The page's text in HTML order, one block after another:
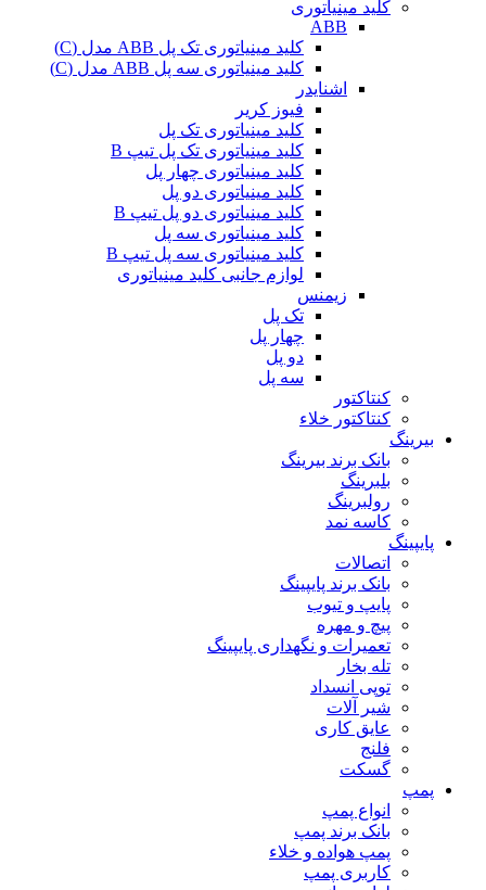
کلید مینیاتوری
ABB
کلید مینیاتوری تک پل ABB مدل (C)
کلید مینیاتوری سه پل ABB مدل (C)
اشنایدر
فیوز کریر
کلید مینیاتوری تک پل
کلید مینیاتوری تک پل تیپ B
کلید مینیاتوری چهار پل
کلید مینیاتوری دو پل
کلید مینیاتوری دو پل تیپ B
کلید مینیاتوری سه پل
کلید مینیاتوری سه پل تیپ B
لوازم جانبی کلید مینیاتوری
زیمنس
تک پل
چهار پل
دو پل
سه پل
کنتاکتور
کنتاکتور خلاء
بیرینگ
بانک برند بیرینگ
بلبرینگ
رولبرینگ
کاسه نمد
پایپینگ
اتصالات
بانک برند پایپینگ
پایپ و تیوب
پیچ و مهره
تعمیرات و نگهداری پایپینگ
تله بخار
توپی انسداد
شیر آلات
عایق کاری
فلنج
گسکت
پمپ
انواع پمپ
بانک برند پمپ
پمپ هواده و خلاء
کاربری پمپ